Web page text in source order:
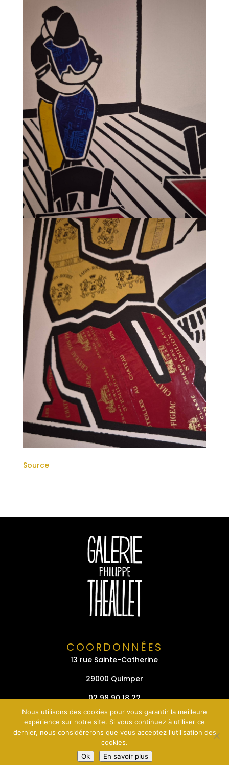
Source
COORDONNÉES
13 rue Sainte-Catherine
29000 Quimper
02 98 90 18 22
PLAN DU SITE
Nous utilisons des cookies pour vous garantir la meilleure
expérience sur notre site. Si vous continuez à utiliser ce
dernier, nous considérerons que vous acceptez l'utilisation des
cookies.
Ok
En savoir plus